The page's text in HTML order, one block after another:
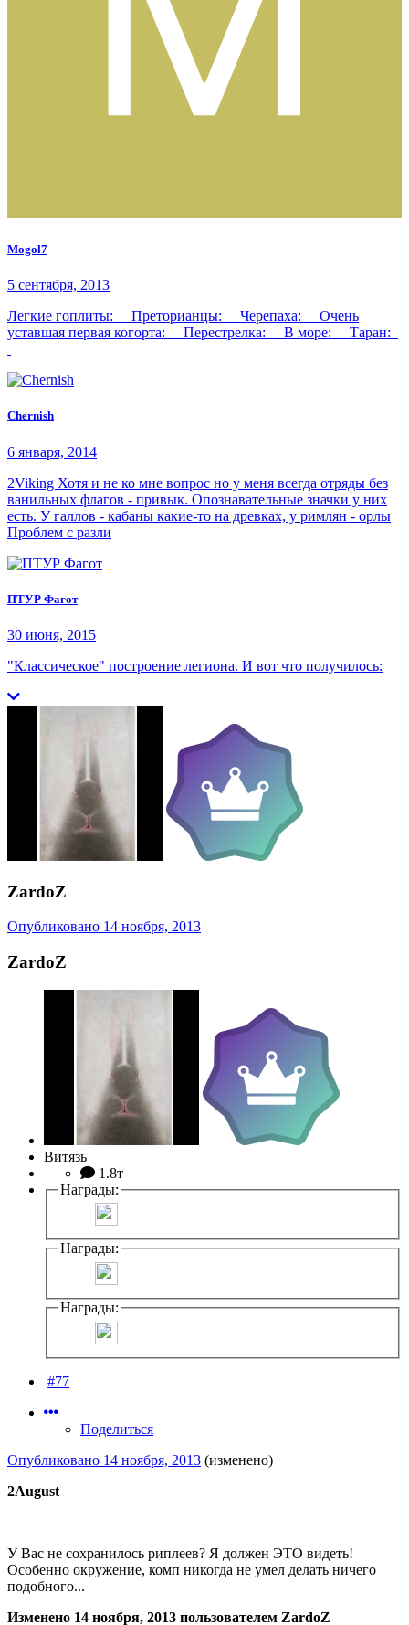
Mogol7
5 сентября, 2013
Легкие гоплиты: Преторианцы: Черепаха: Очень
уставшая первая когорта: Перестрелка: В море: Таран:
Chernish
6 января, 2014
2Viking Хотя и не ко мне вопрос но у меня всегда отряды без
ванильных флагов - привык. Опознавательные значки у них
есть. У галлов - кабаны какие-то на древках, у римлян - орлы
Проблем с разли
ПТУР Фагот
30 июня, 2015
"Классическое" построение легиона. И вот что получилось:
ZardoZ
Опубликовано 14 ноября, 2013
ZardoZ
Витязь
1.8т
Награды:
Награды:
Награды:
#77
Поделиться
Опубликовано 14 ноября, 2013 (изменено)
2August
У Вас не сохранилось риплеев? Я должен ЭТО видеть!
Особенно окружение, комп никогда не умел делать ничего
подобного...
Изменено 14 ноября, 2013 пользователем ZardoZ